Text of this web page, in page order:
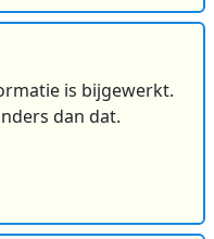
is bijgewerkt.
dan dat.